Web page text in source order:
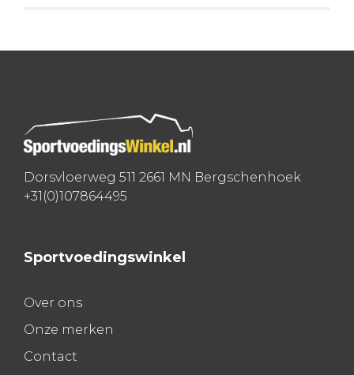
Dorsvloerweg 511 2661 MN Bergschenhoek
+31(0)107864495
Sportvoedingswinkel
Over ons
Onze merken
Contact